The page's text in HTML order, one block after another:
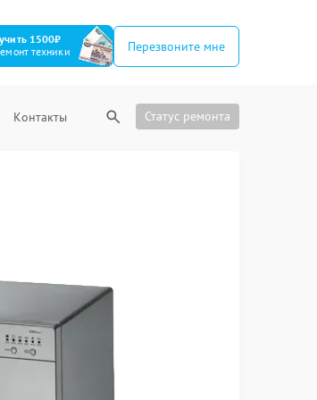
1500₽
техники
Перезвоните мне
Контакты Статус ремонта